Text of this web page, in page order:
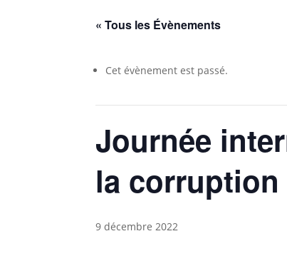
« Tous les Évènements
Cet évènement est passé.
Journée
la corruption
9 décembre 2022